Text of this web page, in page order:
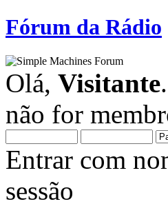
Fórum da Rádio
Olá, Visitante
não for
Entrar com
sessão